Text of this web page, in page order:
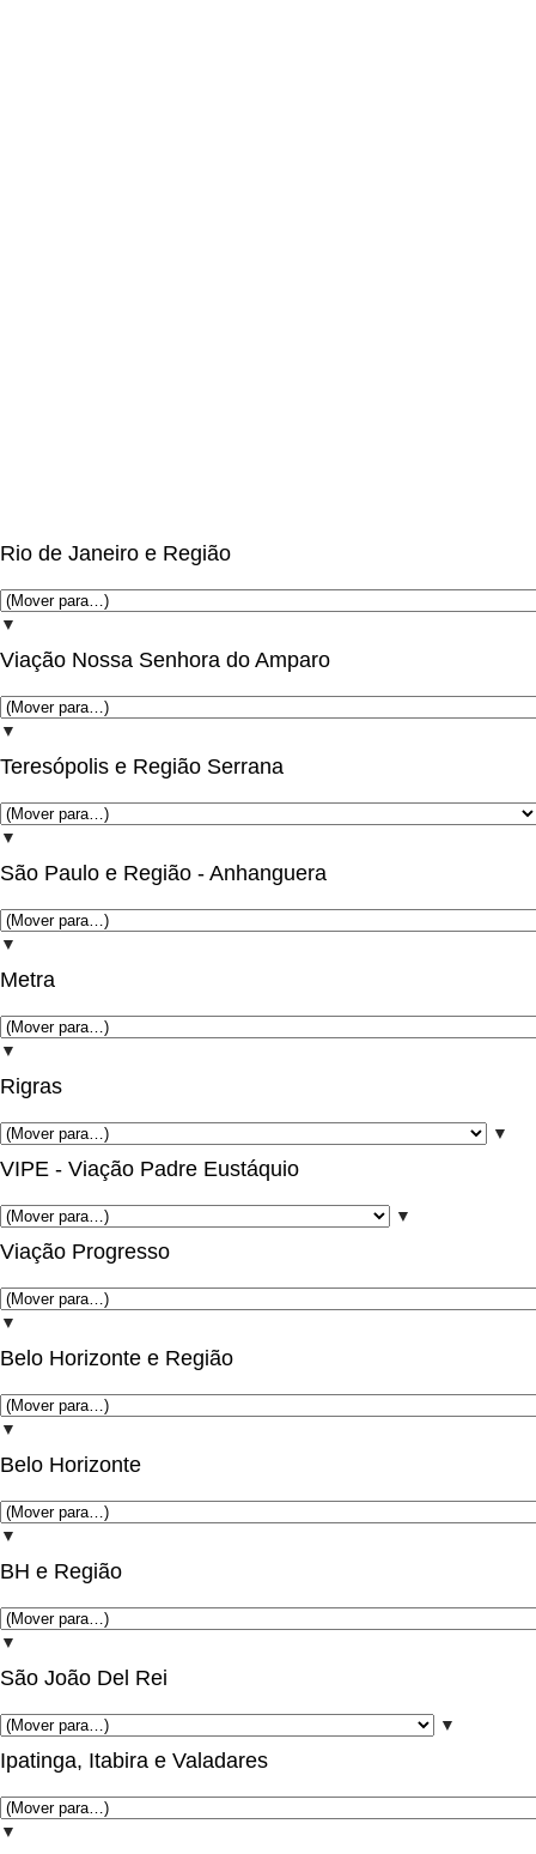
Rio de Janeiro e Região
▼
Viação Nossa Senhora do Amparo
▼
Teresópolis e Região Serrana
▼
São Paulo e Região - Anhanguera
▼
Metra
▼
Rigras
▼
VIPE - Viação Padre Eustáquio
▼
Viação Progresso
▼
Belo Horizonte e Região
▼
Belo Horizonte
▼
BH e Região
▼
São João Del Rei
▼
Ipatinga, Itabira e Valadares
▼